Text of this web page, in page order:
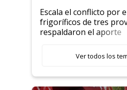
todavía hacen sufrir a
animales: "Mientras me
descalificaban, yo seguí
haciendo currículum"
Escala el conflicto por
frigoríficos de tres
respaldaron el aporte
Ver todos los